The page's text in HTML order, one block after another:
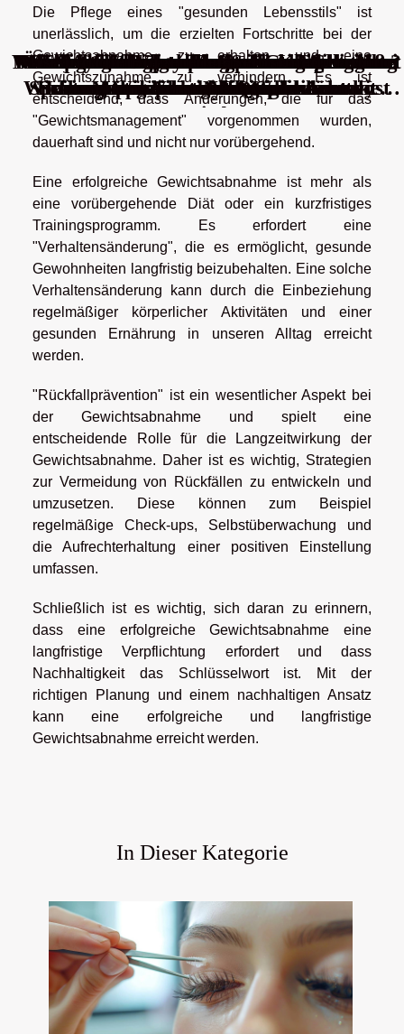
Die Pflege eines "gesunden Lebensstils" ist
unerlässlich, um die erzielten Fortschritte bei der
Gewichtsabnahme zu erhalten und eine
Gewichtszunahme zu verhindern. Es ist
entscheidend, dass Änderungen, die für das
"Gewichtsmanagement" vorgenommen wurden,
dauerhaft sind und nicht nur vorübergehend.
Eine erfolgreiche Gewichtsabnahme ist mehr als
eine vorübergehende Diät oder ein kurzfristiges
Trainingsprogramm. Es erfordert eine
"Verhaltensänderung", die es ermöglicht, gesunde
Gewohnheiten langfristig beizubehalten. Eine solche
Verhaltensänderung kann durch die Einbeziehung
regelmäßiger körperlicher Aktivitäten und einer
gesunden Ernährung in unseren Alltag erreicht
werden.
"Rückfallprävention" ist ein wesentlicher Aspekt bei
der Gewichtsabnahme und spielt eine
entscheidende Rolle für die Langzeitwirkung der
Gewichtsabnahme. Daher ist es wichtig, Strategien
zur Vermeidung von Rückfällen zu entwickeln und
umzusetzen. Diese können zum Beispiel
regelmäßige Check-ups, Selbstüberwachung und
die Aufrechterhaltung einer positiven Einstellung
umfassen.
Schließlich ist es wichtig, sich daran zu erinnern,
dass eine erfolgreiche Gewichtsabnahme eine
langfristige Verpflichtung erfordert und dass
Nachhaltigkeit das Schlüsselwort ist. Mit der
richtigen Planung und einem nachhaltigen Ansatz
kann eine erfolgreiche und langfristige
Gewichtsabnahme erreicht werden.
In Dieser Kategorie
Wie Sie durch eine professionelle Schulung
zur Wimpernstylistin werden
Effektive Behandlungsstrategien und
Heilungsprozess nach Quallenkontakt
Neue Methoden zur Regeneration der Haut
über Nacht
Effiziente Methoden zur
Schimmelprävention in Wohnräumen
Ökologische Vorteile von Wanduhren aus
natürlichen Materialien
Wie hohe Schuhe diskret die Körpergröße
von Männern beeinflussen können
Heilsteine in der alternativen Medizin:
Wirkung und Anwendung von Amethyst
Förderung der psychischen Gesundheit bei
Langzeitarbeitslosigkeit
Verantwortungsvolles Spielen: Strategien
zur Vermeidung von Spielsucht
Die psychologischen Auswirkungen von
Sportwetten: Verstehen, wann es zu viel
wird
Was sind die Folgen der Selbstmedikation ?